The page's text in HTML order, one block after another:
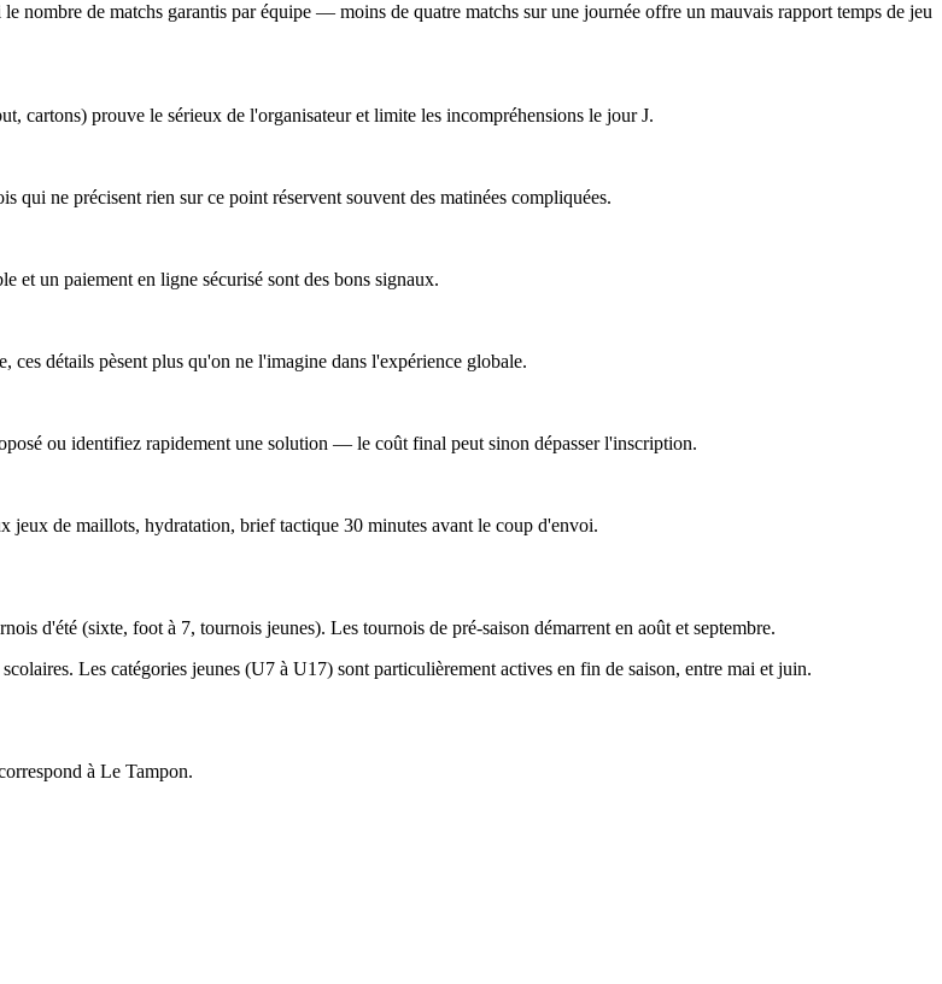
nombre de matchs garantis par équipe — moins de quatre matchs sur une journée offre un mauvais rapport temps de jeu
cartons) prouve le sérieux de l'organisateur et limite les incompréhensions le jour J.
ne précisent rien sur ce point réservent souvent des matinées compliquées.
et un paiement en ligne sécurisé sont des bons signaux.
détails pèsent plus qu'on ne l'imagine dans l'expérience globale.
ou identifiez rapidement une solution — le coût final peut sinon dépasser l'inscription.
jeux de maillots, hydratation, brief tactique 30 minutes avant le coup d'envoi.
d'été (sixte, foot à 7, tournois jeunes). Les tournois de pré-saison démarrent en août et septembre.
Les catégories jeunes (U7 à U17) sont particulièrement actives en fin de saison, entre mai et juin.
à Le Tampon.